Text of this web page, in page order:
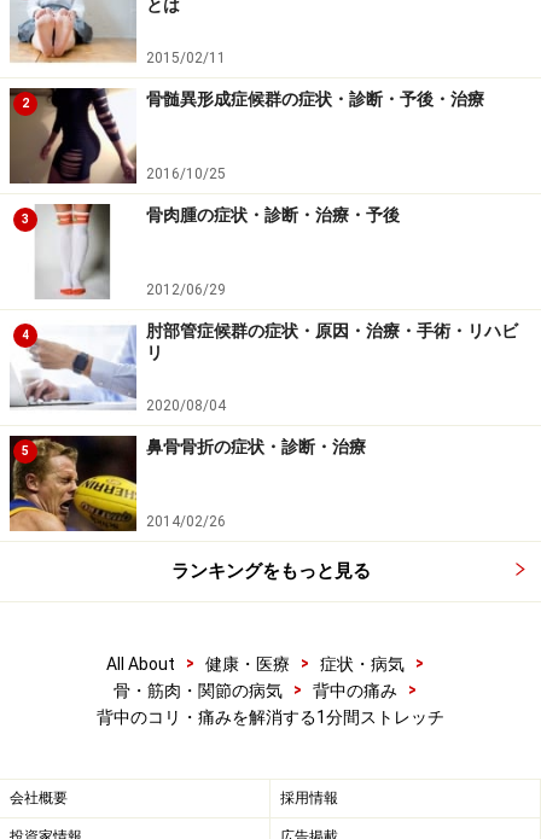
次は、体の横側の筋肉を意識しながら、気持ちよく伸ば
せるストレッチ法です。さっそく試してみましょう。
1. 頭上で手を組み輪をつくり、上方へ伸びてみましょ
う。そしていったん伸びを緩めます。
2. そのまま右側に上半身を傾け、斜め上方へ手を伸ば
し、そのまま静止して2回深呼吸をしましょう。
3. もとの位置に腕を戻します。そして、再度上方へ伸び
てみましょう。そして伸びを緩めます。
4. 左側に上半身を傾け、斜め上方へ手を伸ばし、そのま
ま静止して2回深呼吸をしましょう。
時間がないときは、一連のストレッチを1分間程度行う
に、ぎっくり背中を起こしにくい身体づくりを目指しま
※当サイトにおける医師・医療従事者等による情報の提供は、診
断・治療行為ではありません。診断・治療を必要とする方は、適
とは
2015/02/11
2 骨髄異形成症候群の症状・診断・予後・治療
2016/10/25
3 骨肉腫の症状・診断・治療・予後
2012/06/29
4
肘部管症候群の症状・原因・治療・手術・リハビ
リ
2020/08/04
5 鼻骨骨折の症状・診断・治療
2014/02/26
ランキングをもっと見る
All About > 健康・医療 > 症状・病気
>
骨・筋肉・関節の病気
> 背中の痛み
>
背中のコリ・痛みを解消する1分間ストレッチ
会社概要 採用情報